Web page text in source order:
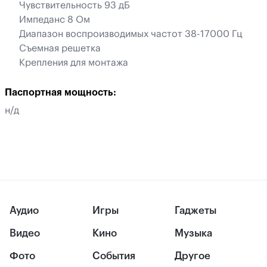
Чувствительность 93 дБ
Импеданс 8 Ом
Диапазон воспроизводимых частот 38-17000 Гц
Съемная решетка
Крепления для монтажа
Паспортная мощность:
н/д
Аудио
Видео
Фото
Игры
Кино
События
Гаджеты
Музыка
Другое